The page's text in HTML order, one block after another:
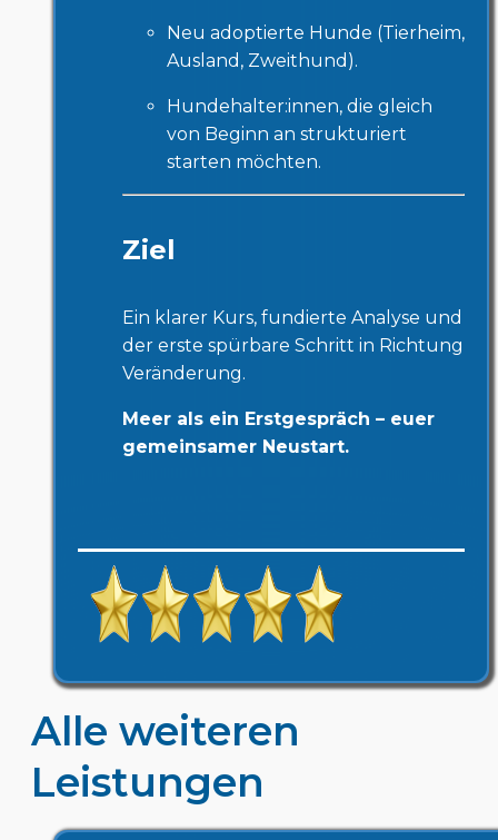
Neu adoptierte Hunde (Tierheim,
Ausland, Zweithund).
Hundehalter:innen, die gleich
von Beginn an strukturiert
starten möchten.
Ziel
Ein klarer Kurs, fundierte Analyse und
der erste spürbare Schritt in Richtung
Veränderung.
Meer als ein Erstgespräch – euer
gemeinsamer Neustart.
Alle weiteren
Leistungen